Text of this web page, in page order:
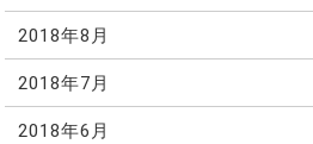
2018年8月
2018年7月
2018年6月